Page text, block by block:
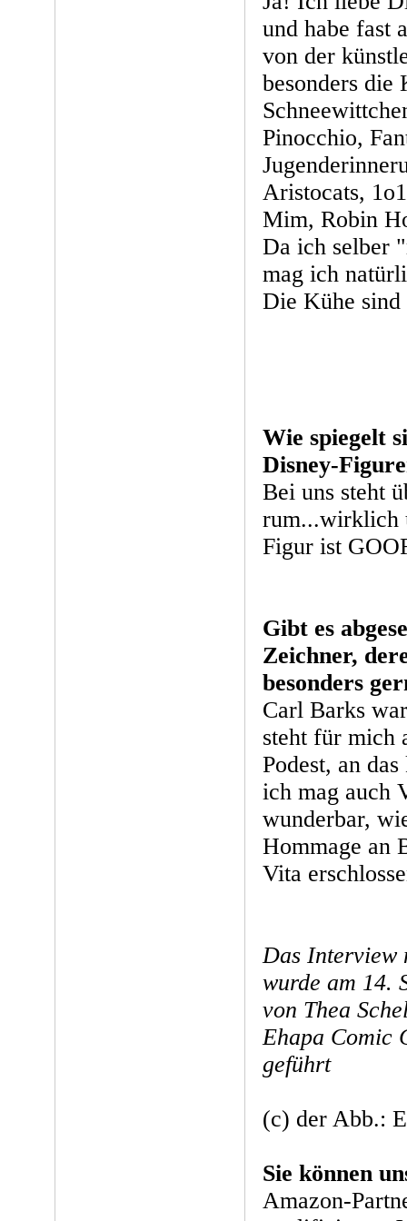
und habe fast
von der
besonders die
Pinocchio,
Aristocats,
Mim, Robin
Da ich selber
mag ich
Die Kühe sind
Wie spiegelt
Disney-
Bei uns steht
rum...wirklich
Figur ist
Gibt es
Zeichner,
besonders
Carl Barks
steht für mich
Podest, an
ich mag auch
wunderbar,
Hommage an
Vita
Das Interview
wurde am 14.
von Thea
Ehapa Comic
geführt
(c) der Abb.:
Sie können
Amazon-